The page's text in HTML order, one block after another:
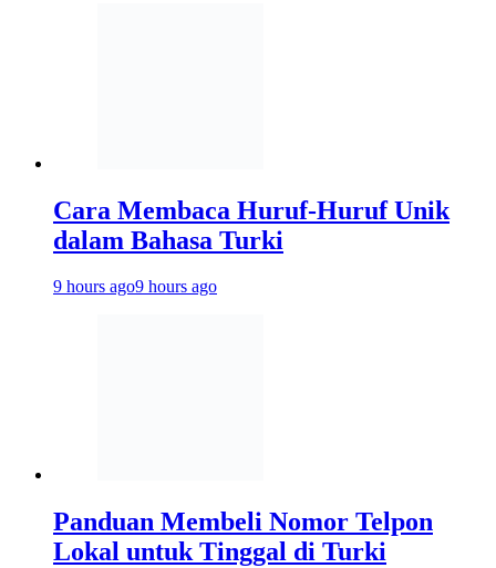
Cara Membaca Huruf-Huruf Unik
dalam Bahasa Turki
9 hours ago9 hours ago
Panduan Membeli Nomor Telpon
Lokal untuk Tinggal di Turki